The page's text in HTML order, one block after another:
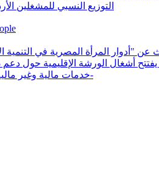
التوزيع النسبي للمشغلين الأردنيين (15+) لسنة حسب
أشغال الورشة الإقليمية حول
خدمات مالية وغير مالية لتحقيق الاستقلال الاقتصادي للنساء -اصالة-